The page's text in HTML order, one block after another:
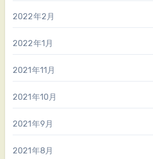
2022年2月
2022年1月
2021年11月
2021年10月
2021年9月
2021年8月